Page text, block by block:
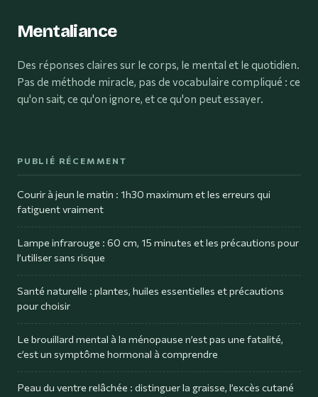
Mentaliance
Des réponses claires sur le corps, le mental et le quotidien.
Pas de méthode miracle, pas de vocabulaire compliqué : ce
qu'on sait, ce qu'on ignore, et ce qu'on peut essayer.
PUBLIÉ RÉCEMMENT
Courir à jeun le matin : 1h30 maximum et les erreurs qui
fatiguent vraiment
Lampe infrarouge : 60 cm, 15 minutes et les précautions pour
l’utiliser sans risque
Santé naturelle : plantes, huiles essentielles et précautions
pour choisir
Le brouillard mental à la ménopause n’est pas une fatalité,
c’est un symptôme hormonal à comprendre
Peau du ventre relâchée : distinguer la graisse, l’excès cutané